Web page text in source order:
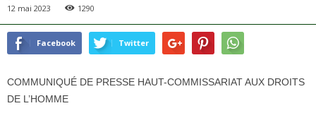
12 mai 2023 1290
Facebook Twitter
COMMUNIQUÉ DE PRESSE HAUT-COMMISSARIAT AUX DROITS
DE L’HOMME